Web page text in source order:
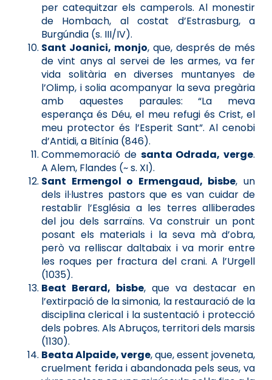
per catequitzar els camperols. Al monestir
de Hombach, al costat d’Estrasburg, a
Burgúndia (s. III/IV).
Sant Joanici, monjo, que, després de més
de vint anys al servei de les armes, va fer
vida solitària en diverses muntanyes de
l’Olimp, i solia acompanyar la seva pregària
amb aquestes paraules: “La meva
esperança és Déu, el meu refugi és Crist, el
meu protector és l’Esperit Sant”. Al cenobi
d’Antidi, a Bitínia (846).
Commemoració de santa Odrada, verge.
A Alem, Flandes (~ s. XI).
Sant Ermengol o Ermengaud, bisbe, un
dels il·lustres pastors que es van cuidar de
restablir l’Església a les terres alliberades
del jou dels sarraïns. Va construir un pont
posant els materials i la seva mà d’obra,
però va relliscar daltabaix i va morir entre
les roques per fractura del crani. A l’Urgell
(1035).
Beat Berard, bisbe, que va destacar en
l’extirpació de la simonia, la restauració de la
disciplina clerical i la sustentació i protecció
dels pobres. Als Abruços, territori dels marsis
(1130).
Beata Alpaide, verge, que, essent joveneta,
cruelment ferida i abandonada pels seus, va